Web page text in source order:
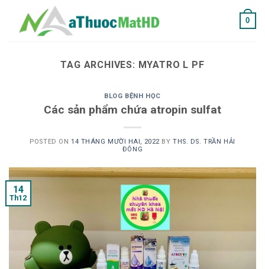
content
0
TAG ARCHIVES: MYATRO L PF
BLOG BỆNH HỌC
Các sản phẩm chứa atropin sulfat
POSTED ON 14 THÁNG MƯỜI HAI, 2022 BYTHS. DS. TRẦN HẢI
ĐÔNG
14
Th12